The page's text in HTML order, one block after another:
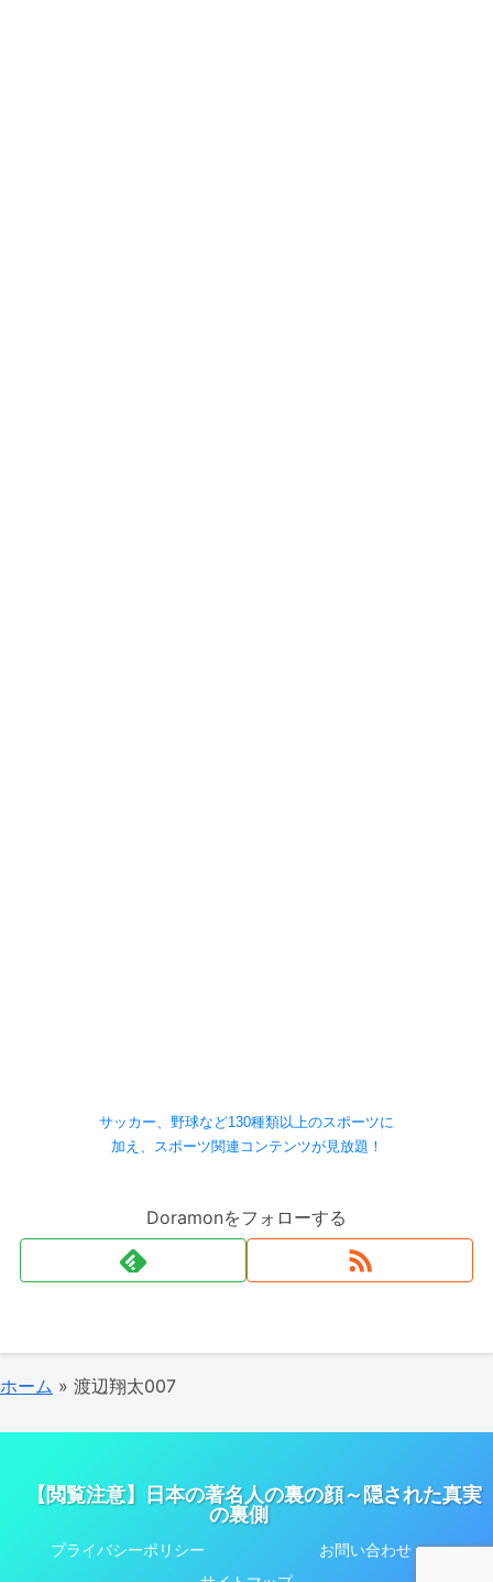
サッカー、野球など130種類以上のスポーツに
加え、スポーツ関連コンテンツが見放題！
Doramonをフォローする
ホーム » 渡辺翔太007
【閲覧注意】日本の著名人の裏の顔～隠された真実
の裏側
プライバシーポリシー
お問い合わせ